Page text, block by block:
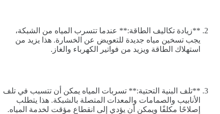
**زيادة تكاليف الطاقة:** عندما تتسرب المياه من الشبكة،
يجب تسخين مياه جديدة للتعويض عن الخسارة. هذا يزيد من
استهلاك الطاقة ويزيد من فواتير الكهرباء والغاز.
**تلف البنية التحتية:** تسربات المياه يمكن أن تتسبب في تلف
الأنابيب والصمامات والمعدات المتصلة بالشبكة. هذا يتطلب
إصلاحًا مكلفًا ويمكن أن يؤدي إلى انقطاع مؤقت لخدمة المياه.